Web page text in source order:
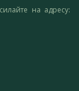
на адресу: